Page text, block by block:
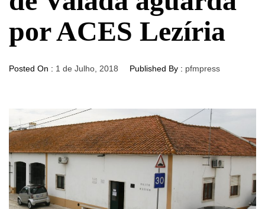
por ACES Lezíria
Posted On : 1 de Julho, 2018 Published By : pfmpress